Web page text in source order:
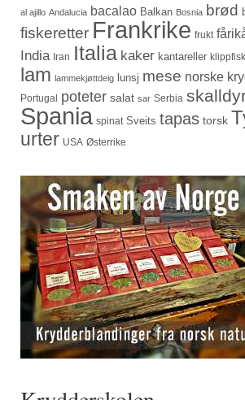
al ajillo Andalucia bacalao Balkan Bosnia brød
fiskeretter Frankrike frukt
India Iran Italia kaker kantareller klippfisk
lam lammekjøttdeig lunsj mese norske
Portugal poteter salat sar Serbia
Spania spinat Sveits tapas torsk
urter USA Østerrike